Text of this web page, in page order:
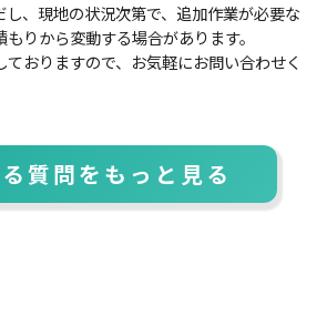
し、現地の状況次第で、追加作業が必要な
りから変動する場合があります。
おりますので、お気軽にお問い合わせく
質問をもっと見る